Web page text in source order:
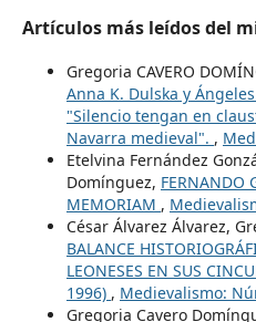
Artículos más leídos del
Gregoria CAVERO
Anna K. Dulska y
"Silencio tengan en
Navarra medieval". ,
Etelvina Fernández
Domínguez, FERNANDO
MEMORIAM ,
César Álvarez Álvarez,
BALANCE
LEONESES EN SUS
1996) , Medievalismo:
Gregoria Cavero